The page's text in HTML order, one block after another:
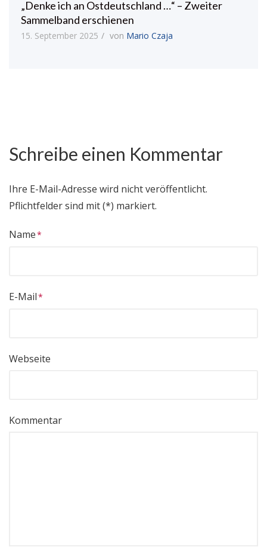
„Denke ich an Ostdeutschland …“ – Zweiter
Sammelband erschienen
15. September 2025 von Mario Czaja
Schreibe einen Kommentar
Ihre E-Mail-Adresse wird nicht veröffentlicht.
Pflichtfelder sind mit (*) markiert.
Name
E-Mail
Webseite
Kommentar